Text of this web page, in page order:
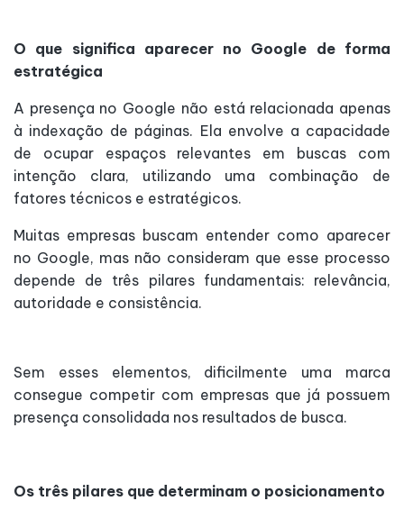
O que significa aparecer no Google de forma
estratégica
A presença no Google não está relacionada apenas
à indexação de páginas. Ela envolve a capacidade
de ocupar espaços relevantes em buscas com
intenção clara, utilizando uma combinação de
fatores técnicos e estratégicos.
Muitas empresas buscam entender como aparecer
no Google, mas não consideram que esse processo
depende de três pilares fundamentais: relevância,
autoridade e consistência.
Sem esses elementos, dificilmente uma marca
consegue competir com empresas que já possuem
presença consolidada nos resultados de busca.
Os três pilares que determinam o posicionamento